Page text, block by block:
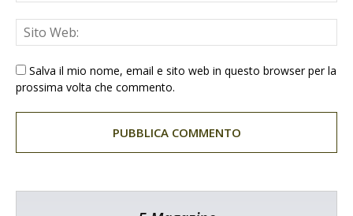
Salva il mio nome, email e sito web in questo browser per la
prossima volta che commento.